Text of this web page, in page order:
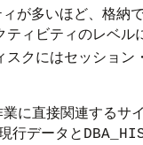
が多いほど、格納
ィビティのレベル
クにはセッション
に直接関連するサ
行データと